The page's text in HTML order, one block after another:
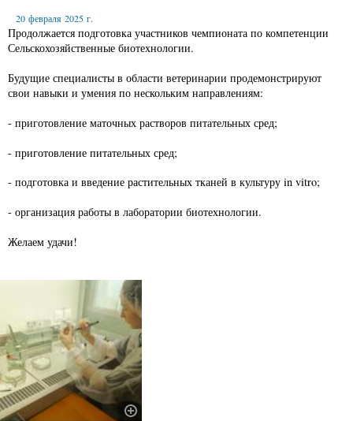
20 февраля 2025 г.
Продолжается подготовка участников чемпионата по компетенции
Сельскохозяйственные биотехнологии.
Будущие специалисты в области ветеринарии продемонстрируют
свои навыки и умения по нескольким направлениям:
- приготовление маточных растворов питательных сред;
- приготовление питательных сред;
- подготовка и введение растительных тканей в культуру in vitro;
- организация работы в лаборатории биотехнологии.
Желаем удачи!